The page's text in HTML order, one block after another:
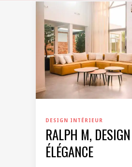
DESIGN INTÉRIEUR
RALPH M,
ÉLÉGANCE